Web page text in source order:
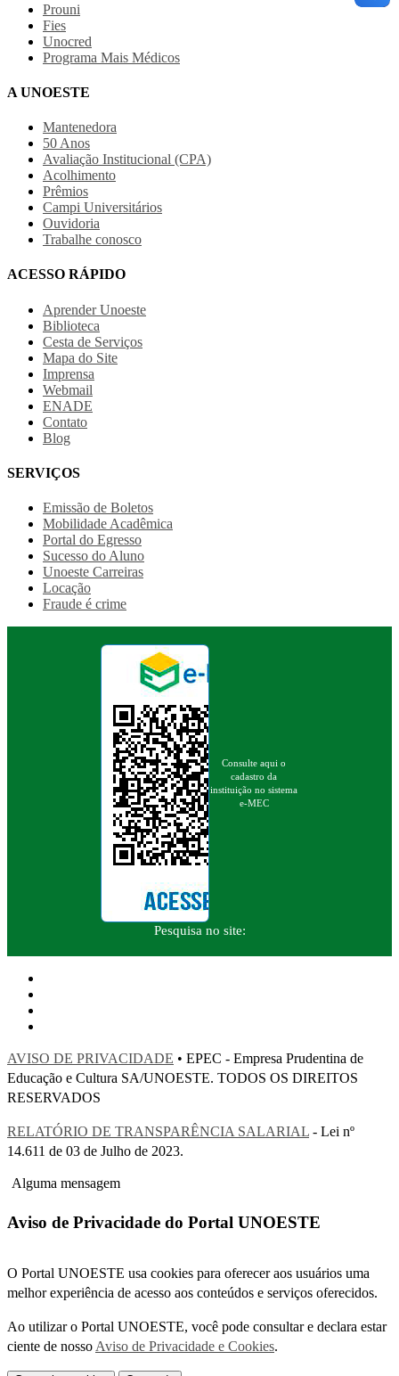
Prouni
Fies
Unocred
Programa Mais Médicos
A UNOESTE
Mantenedora
50 Anos
Avaliação Institucional (CPA)
Acolhimento
Prêmios
Campi Universitários
Ouvidoria
Trabalhe conosco
ACESSO RÁPIDO
Aprender Unoeste
Biblioteca
Cesta de Serviços
Mapa do Site
Imprensa
Webmail
ENADE
Contato
Blog
SERVIÇOS
Emissão de Boletos
Mobilidade Acadêmica
Portal do Egresso
Sucesso do Aluno
Unoeste Carreiras
Locação
Fraude é crime
Consulte aqui o
cadastro da
instituição no sistema
e-MEC
Pesquisa no site:
AVISO DE PRIVACIDADE • EPEC - Empresa Prudentina de
Educação e Cultura SA/UNOESTE. TODOS OS DIREITOS
RESERVADOS
RELATÓRIO DE TRANSPARÊNCIA SALARIAL - Lei nº
14.611 de 03 de Julho de 2023.
Alguma mensagem
Aviso de Privacidade do Portal UNOESTE
O Portal UNOESTE usa cookies para oferecer aos usuários uma
melhor experiência de acesso aos conteúdos e serviços oferecidos.
Ao utilizar o Portal UNOESTE, você pode consultar e declara estar
ciente de nosso Aviso de Privacidade e Cookies.